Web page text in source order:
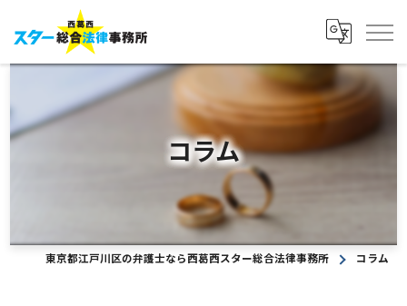
コラム
東京都江戸川区の弁護士なら西葛西スター総合法律事務所 コラム